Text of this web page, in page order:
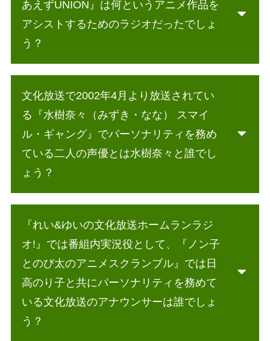
あえずUNION』は何というアニメ作品を
アシストするためのラジオだったでしょ
う？
文化放送で2002年4月より放送されてい
る『水樹奈々（みずき・なな） スマイ
ル・ギャング』でパーソナリティを務め
ている二人の声優とは水樹奈々と誰でし
ょう？
『れい&ゆいの文化放送ホームランラジ
オ!』では番組内実況役として、『ノン子
とのび太のアニメスクランブル』では日
高のり子と共にパーソナリティを務めて
いる文化放送のアナウンサーは誰でしょ
う？